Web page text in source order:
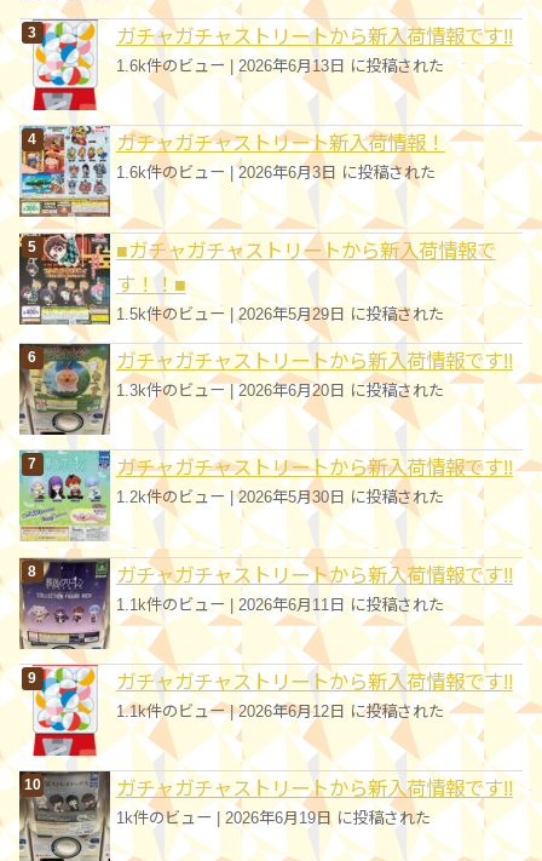
ガチャガチャストリートから新入荷情報です!!
1.6k件のビュー |2026年6月13日 に投稿された
ガチャガチャストリート新入荷情報！
1.6k件のビュー|2026年6月3日 に投稿された
■ガチャガチャストリートから新入荷情報で
す！！■
1.5k件のビュー|2026年5月29日 に投稿された
ガチャガチャストリートから新入荷情報です!!
1.3k件のビュー| 2026年6月20日 に投稿された
ガチャガチャストリートから新入荷情報です!!
1.2k件のビュー|2026年5月30日 に投稿された
ガチャガチャストリートから新入荷情報です!!
1.1k件のビュー | 2026年6月11日 に投稿された
ガチャガチャストリートから新入荷情報です!!
1.1k件のビュー|2026年6月12日 に投稿された
ガチャガチャストリートから新入荷情報です!!
1k件のビュー 2026年6月19日 に投稿された